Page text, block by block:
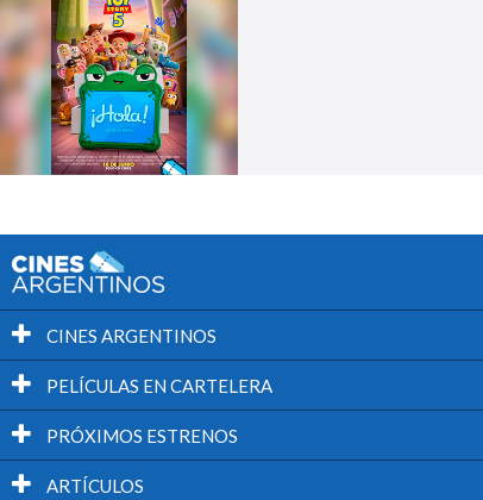
CINES ARGENTINOS
PELÍCULAS EN CARTELERA
PRÓXIMOS ESTRENOS
ARTÍCULOS